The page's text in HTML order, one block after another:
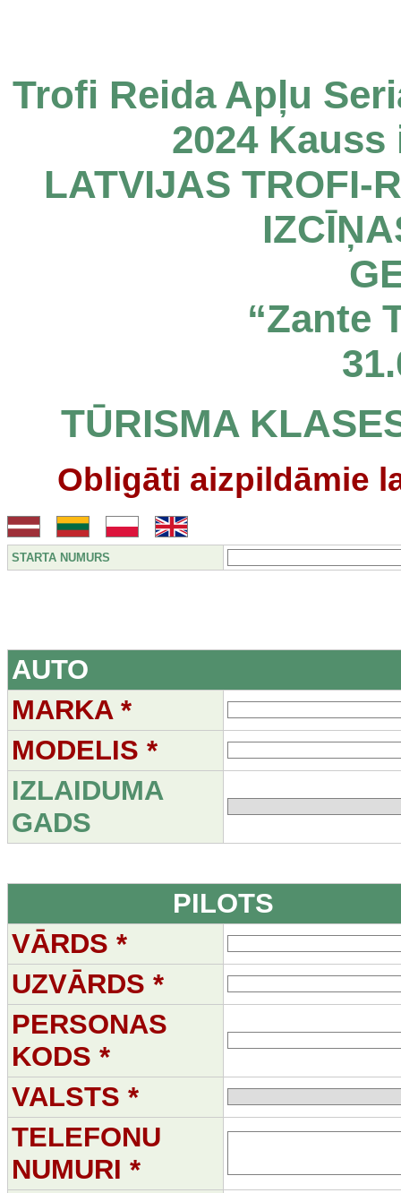
Trofi Reida Apļu
2024
LATVIJAS TROFI-
“Zante
TŪRISMA
Obligāti aizpildāmie
STARTA NUMURS
AUTO
MARKA *
MODELIS *
IZLAIDUMA
GADS
PILOTS
VĀRDS *
UZVĀRDS *
PERSONAS
KODS *
VALSTS *
TELEFONU
NUMURI *